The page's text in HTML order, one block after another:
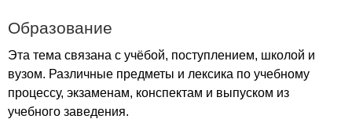
Образование
Эта тема связана с учёбой, поступлением, школой и
вузом. Различные предметы и лексика по учебному
процессу, экзаменам, конспектам и выпуском из
учебного заведения.